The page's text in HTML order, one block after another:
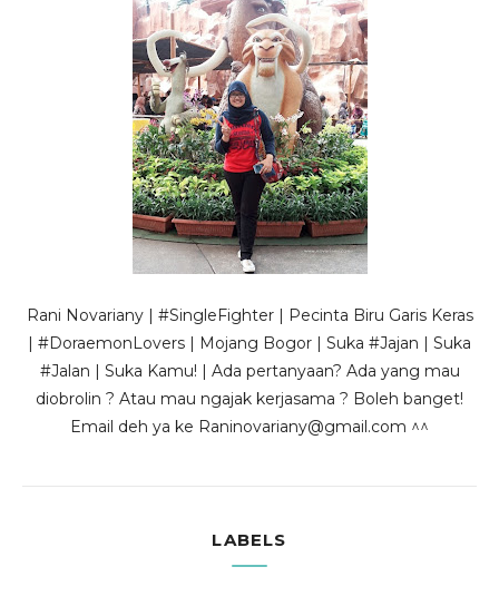
Rani Novariany | #SingleFighter | Pecinta Biru Garis Keras
| #DoraemonLovers | Mojang Bogor | Suka #Jajan | Suka
#Jalan | Suka Kamu! | Ada pertanyaan? Ada yang mau
diobrolin ? Atau mau ngajak kerjasama ? Boleh banget!
Email deh ya ke Raninovariany@gmail.com ^^
LABELS